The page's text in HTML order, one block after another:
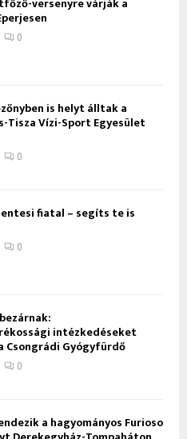
0
is helyt álltak a
Tisza Vízi-Sport Egyesület
0
fiatal – segíts te is
0
intézkedéseket
Csongrádi Gyógyfürdő
0
a hagyományos Furioso